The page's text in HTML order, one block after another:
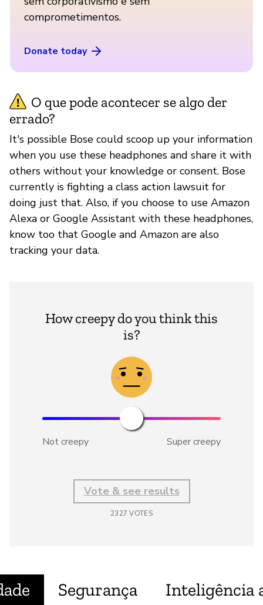
comprometimentos.
Donate today
O que pode acontecer se algo der
errado?
It's possible Bose could scoop up your information
when you use these headphones and share it with
others without your knowledge or consent. Bose
currently is fighting a class action lawsuit for
doing just that. Also, if you choose to use Amazon
Alexa or Google Assistant with these headphones,
know too that Google and Amazon are also
tracking your data.
How creepy do you think this
is?
Not creepy Super creepy
Vote & see results
2327 VOTES
Segurança Inteligência